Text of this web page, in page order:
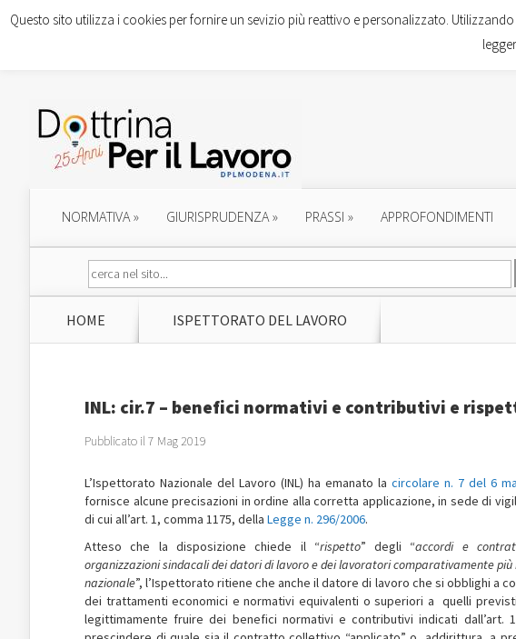
NORMATIVA» GIURISPRUDENZA» PRASSI » APPROFONDIMENTI
HOME ISPETTORATO DEL LAVORO
INL: cir.7 – benefici normativi e contributivi e
Pubblicato il 7 Mag 2019
L’Ispettorato Nazionale del Lavoro (INL) ha emanato la circolare n. 7 del 6
fornisce alcune precisazioni in ordine alla corretta applicazione, in sede di
di cui all’art. 1, comma 1175, della Legge n. 296/2006.
Atteso che la disposizione chiede il “rispetto” degli “accordi e
organizzazioni sindacali dei datori di lavoro e dei lavoratori comparativamente
nazionale”, l’Ispettorato ritiene che anche il datore di lavoro che si obblighi a
dei trattamenti economici e normativi equivalenti o superiori a quelli
legittimamente fruire dei benefici normativi e contributivi indicati dall’art.
Questo sito utilizza i cookies per fornire un sevizio più reattivo e personalizzato.